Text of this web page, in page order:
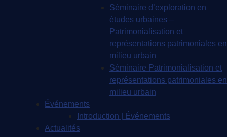
Séminaire d’exploration en
études urbaines –
Patrimonialisation et
représentations patrimoniales en
milieu urbain
Séminaire Patrimonialisation et
représentations patrimoniales en
milieu urbain
Événements
Introduction | Événements
Actualités